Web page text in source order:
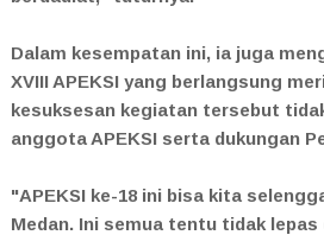
Dalam kesempatan ini, ia juga
XVIII APEKSI yang berlangsung
kesuksesan kegiatan tersebut
anggota APEKSI serta dukungan
"APEKSI ke-18 ini bisa kita
Medan. Ini semua tentu tidak